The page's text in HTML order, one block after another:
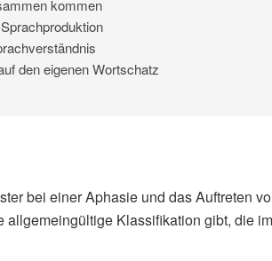
kommen
den eigenen Wortschatz
bei einer Aphasie und das Auftreten
allgemeingültige Klassifikation gibt, die